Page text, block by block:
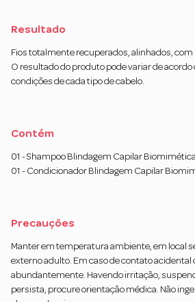
Resultado
Fios totalmente recuperados, alinhados,
O resultado do produto pode variar de acordo
condições de cada tipo de cabelo.
Contém
01 - Shampoo Blindagem Capilar
01 - Condicionador Blindagem Capilar
Precauções
Manter em temperatura ambiente, em local
externo adulto. Em caso de contato acidental
abundantemente. Havendo irritação,
persista, procure orientação médica. Não